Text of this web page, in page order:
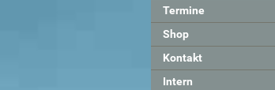
Termine
Shop
Kontakt
Intern